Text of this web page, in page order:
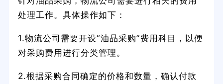
处理工作。具体操作如下：
1.物流公司需要开设“油品采购”费用科目，以便
对采购费用进行分类管理。
2.根据采购合同确定的价格和数量，确认付款